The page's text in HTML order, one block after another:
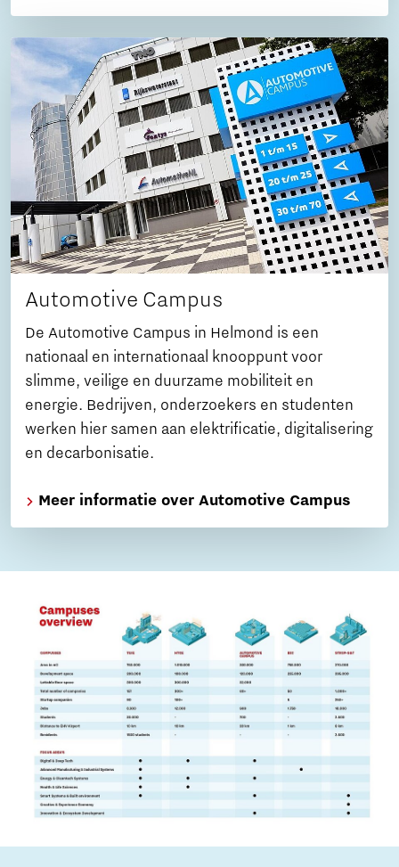
Automotive Campus
De Automotive Campus in Helmond is een
nationaal en internationaal knooppunt voor
slimme, veilige en duurzame mobiliteit en
energie. Bedrijven, onderzoekers en studenten
werken hier samen aan elektrificatie, digitalisering
en decarbonisatie.
Meer informatie over Automotive Campus